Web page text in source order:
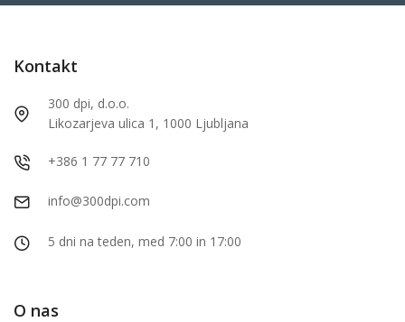
Kontakt
300 dpi, d.o.o.
Likozarjeva ulica 1, 1000 Ljubljana
+386 1 77 77 710
info@300dpi.com
5 dni na teden, med 7:00 in 17:00
O nas